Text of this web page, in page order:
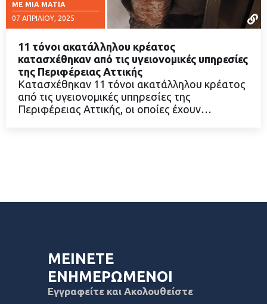
ΜΕ ΜΙΑ ΜΑΤΙΆ
07 ΑΠΡΙΛΊΟΥ, 2025
ΔΙΑΒΑΣΤΕ ΠΕΡΙΣΣΟΤΕΡΑ
11 τόνοι ακατάλληλου κρέατος
κατασχέθηκαν από τις υγειονομικές υπηρεσίες
της Περιφέρειας Αττικής
Κατασχέθηκαν 11 τόνοι ακατάλληλου κρέατος
από τις υγειονομικές υπηρεσίες της
Περιφέρειας Αττικής, οι οποίες έχουν…
ΜΕΙΝΕΤΕ
ΕΝΗΜΕΡΩΜΕΝΟΙ
Εγγραφείτε και Ακολουθείστε